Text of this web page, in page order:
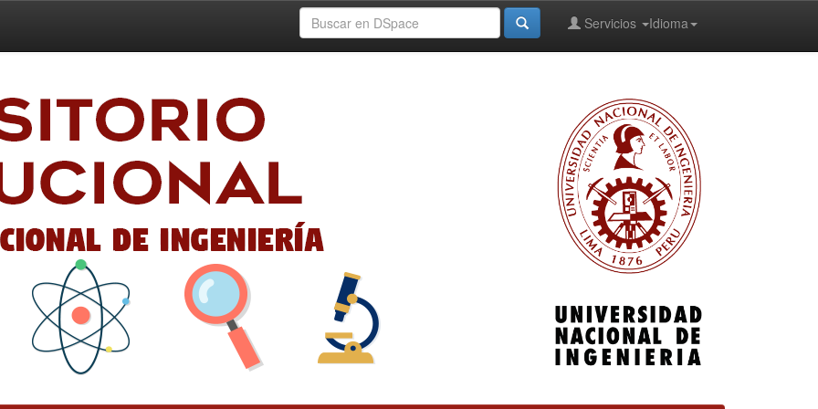
Idioma
Servicios